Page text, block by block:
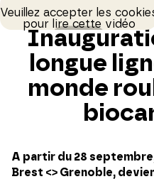
Veuillez accepter les
pour lire cette vidéo
longue
monde
A partir du 28
Brest <> Grenoble,